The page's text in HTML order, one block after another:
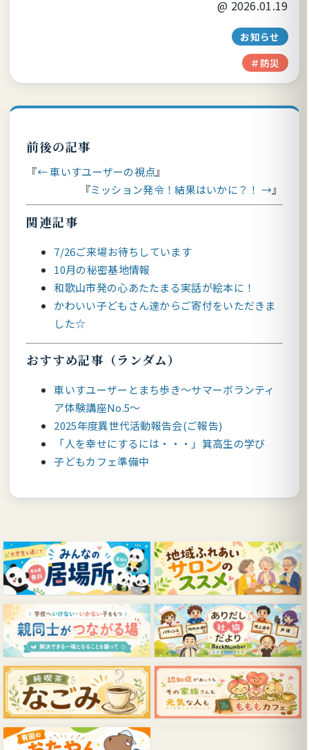
@ 2026.01.19
お知らせ
＃防災
前後の記事
← 車いすユーザーの視点
ミッション発令！結果はいかに？！ →
関連記事
7/26ご来場お待ちしています
10月の秘密基地情報
和歌山市発の心あたたまる実話が絵本に！
かわいい子どもさん達からご寄付をいただきま
した☆
おすすめ記事（ランダム）
車いすユーザーとまち歩き～サマーボランティ
ア体験講座No.5～
2025年度異世代活動報告会(ご報告)
「人を幸せにするには・・・」箕高生の学び
子どもカフェ準備中